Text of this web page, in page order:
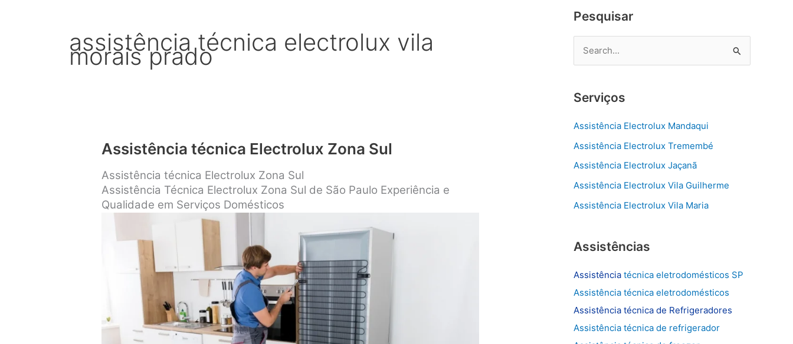
assistência técnica electrolux vila
morais prado
Assistência técnica Electrolux Zona Sul
Assistência técnica Electrolux Zona Sul
Assistência Técnica Electrolux Zona Sul de São Paulo Experiência e
Qualidade em Serviços Domésticos
Pesquisar
q
i
s
a
r
p
Serviços
Assistência Electrolux Mandaqui
Assistência Electrolux Tremembé
Assistência Electrolux Jaçanã
Assistência Electrolux Vila Guilherme
Assistência Electrolux Vila Maria
Assistências
Assistência técnica eletrodomésticos SP
Assistência técnica eletrodomésticos
Assistência técnica de Refrigeradores
Assistência técnica de refrigerador